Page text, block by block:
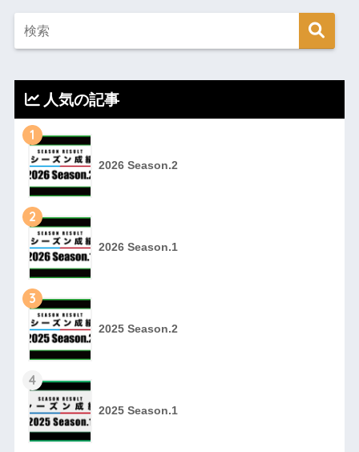
人気の記事
1
2026 Season.2
2
2026 Season.1
3
2025 Season.2
4
2025 Season.1